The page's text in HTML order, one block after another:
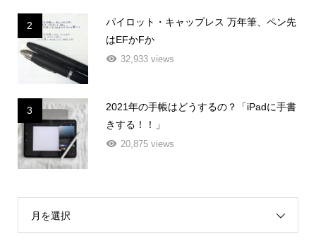
2
パイロット・キャップレス 万年筆、ペン先
はEFかFか
32,933 views
3
2021年の手帳はどうするの？「iPadに手書
きする！！」
20,875 views
月を選択